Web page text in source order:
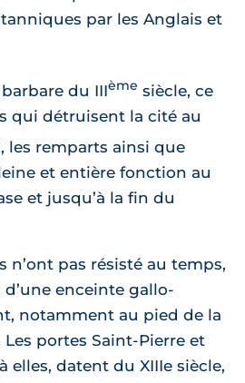
par les Anglais et
du IIIème siècle, ce
qui détruisent la cité au
les remparts ainsi que
et entière fonction au
et jusqu’à la fin du
n’ont pas résisté au temps,
enceinte gallo-
notamment au pied de la
portes Saint-Pierre et
elles, datent du XIIIe siècle,